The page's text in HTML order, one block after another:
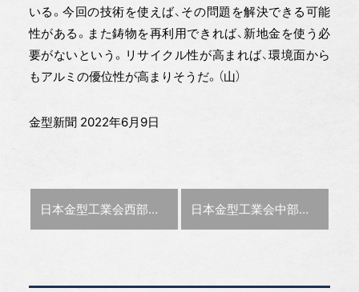
いる。今回の技術を使えば、その問題を解決できる可能
性がある。また鋳物を再利用できれば、新地金を使う必
要がないという。リサイクル性が高まれば、環境面から
もアルミの優位性が高まりそうだ。（山）
金型新聞 2022年6月9日
前の記事 :
日本金型工業会西部支部 山中雅仁支部長が再任 気づきの場を提供 次の記事 :
日本金型工業会中部支部 変化をチャンスに 情報交流会を積極開催